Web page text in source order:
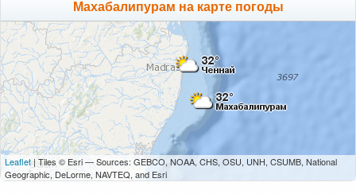
Махабалипурам на карте погоды
Leaflet| Tiles © Esri — Sources: GEBCO, NOAA, CHS, OSU, UNH, CSUMB, National
Geographic, DeLorme, NAVTEQ, and Esri